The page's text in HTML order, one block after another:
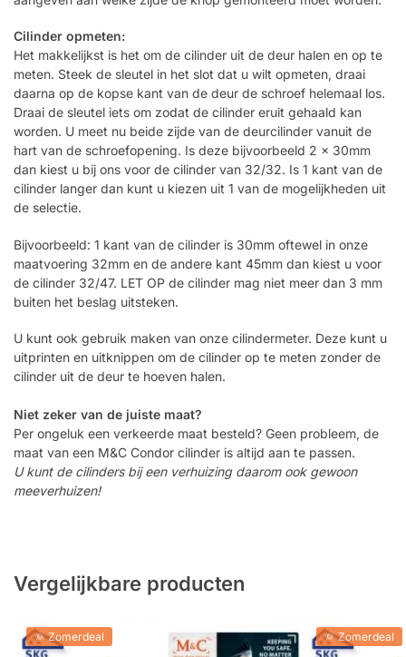
Cilinder opmeten:
Het makkelijkst is het om de cilinder uit de deur halen en op te
meten. Steek de sleutel in het slot dat u wilt opmeten, draai
daarna op de kopse kant van de deur de schroef helemaal los.
Draai de sleutel iets om zodat de cilinder eruit gehaald kan
worden. U meet nu beide zijde van de deurcilinder vanuit de
hart van de schroefopening. Is deze bijvoorbeeld 2 x 30mm
dan kiest u bij ons voor de cilinder van 32/32. Is 1 kant van de
cilinder langer dan kunt u kiezen uit 1 van de mogelijkheden uit
de selectie.
Bijvoorbeeld: 1 kant van de cilinder is 30mm oftewel in onze
maatvoering 32mm en de andere kant 45mm dan kiest u voor
de cilinder 32/47. LET OP de cilinder mag niet meer dan 3 mm
buiten het beslag uitsteken.
U kunt ook gebruik maken van onze cilindermeter. Deze kunt u
uitprinten en uitknippen om de cilinder op te meten zonder de
cilinder uit de deur te hoeven halen.
Niet zeker van de juiste maat?
Per ongeluk een verkeerde maat besteld? Geen probleem, de
maat van een M&C Condor cilinder is altijd aan te passen.
U kunt de cilinders bij een verhuizing daarom ook gewoon
meeverhuizen!
Vergelijkbare producten
🌞 Zomerdeal 🌞 Zomerdeal